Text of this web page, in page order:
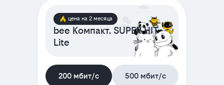
цена на 2 месяца
bee Компакт. SUPER HIT
Lite
200 мбит/с 500 мбит/с